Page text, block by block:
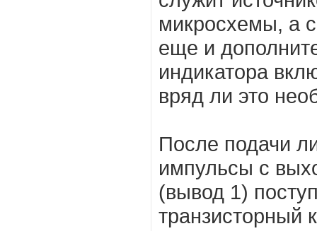
микросхемы, а
еще и
индикатора
вряд ли это
После подачи
импульсы с
(вывод 1)
транзисторный